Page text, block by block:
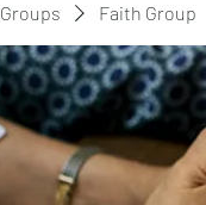
Groups Faith Group